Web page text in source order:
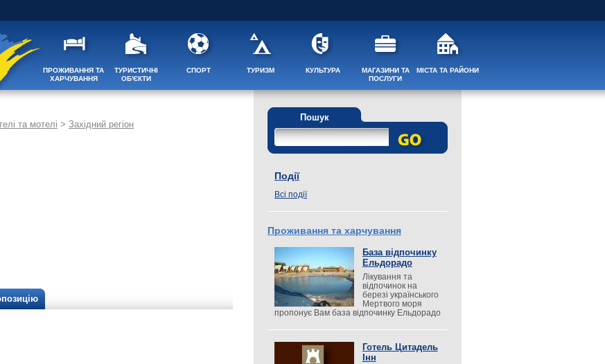
ПРОЖИВАННЯ ТА
ХАРЧУВАННЯ
ТУРИСТИЧНІ
ОБ'ЄКТИ
СПОРТ ТУРИЗМ КУЛЬТУРА
МАГАЗИНИ ТА
ПОСЛУГИ
МІСТА ТА РАЙОНИ
та мотелі > Західний регіон
Пошук
Події
Всі події
Проживання та харчування
База відпочинку
Ельдорадо
Лікування та
відпочинок на
березі українського
Мертвого моря
пропонує Вам база відпочинку Ельдорадо
Готель Цитадель
Інн